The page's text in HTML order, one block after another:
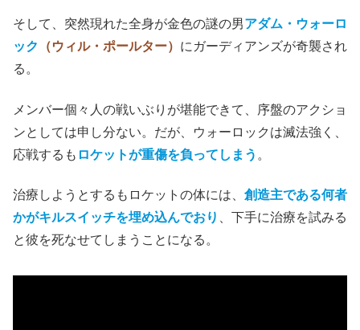
そして、突然現れた全身が金色の謎の男アダム・ウォーロ
ック
（ウィル・ポールター） にガーディアンズが奇襲され
る。
メンバー個々人の戦いぶりが堪能できて、序盤のアクショ
ンとしては申し分ない。だが、ウォーロックは滅法強く、
応戦するも ロケットが重傷を負ってしまう 。
治療しようとするもロケットの体には、 創造主である何者
かがキルスイッチを埋め込んでおり
、下手に治療を試みる
と彼を死なせてしまうことになる。